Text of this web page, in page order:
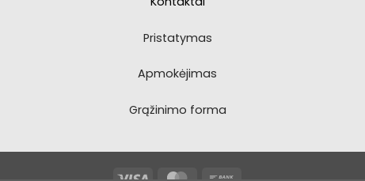
Pristatymas
Apmokėjimas
Grąžinimo forma
Visa MasterCard